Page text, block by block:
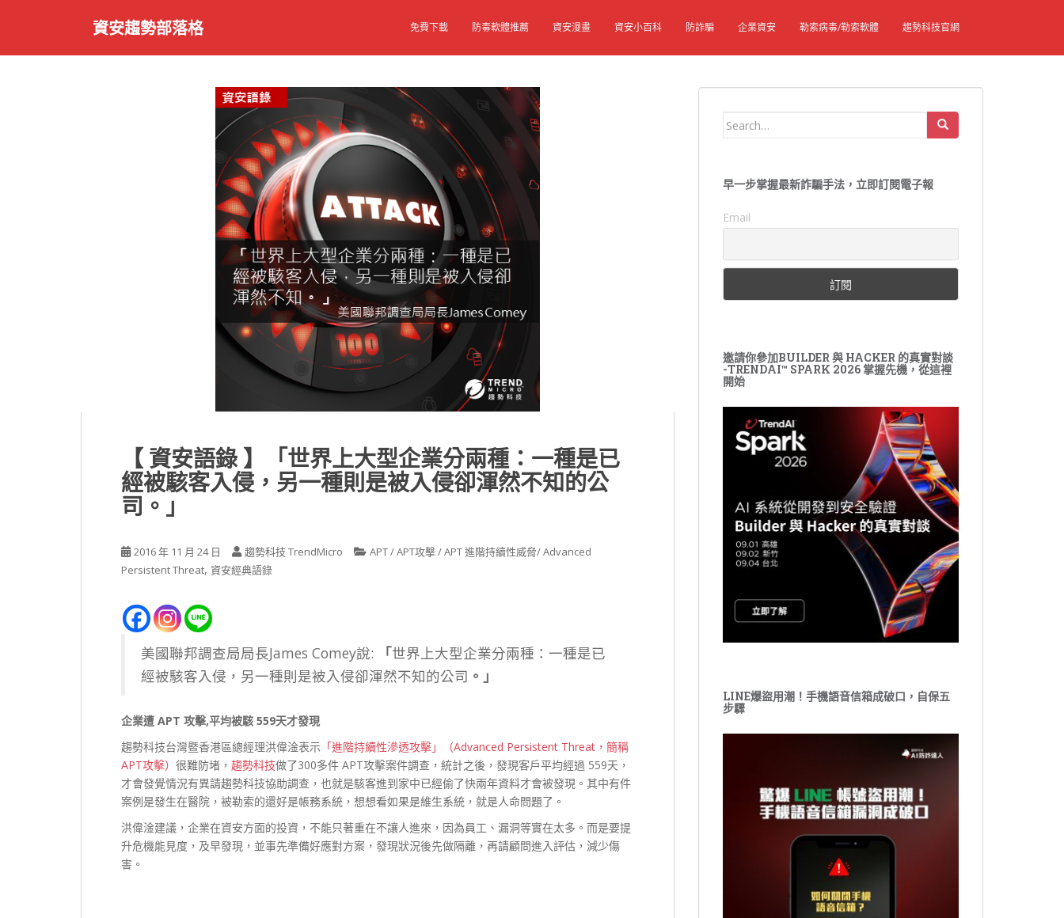
資安趨勢部落格 免費下載 防毒軟體推薦 資安漫畫 資安小百科 防詐騙 企業資安 勒索病毒/勒索軟體 趨勢科技官網
【 資安語錄 】「世界上大型企業分兩種：一種是已
經被駭客入侵，另一種則是被入侵卻渾然不知的公
司。」
2016 年 11 月 24 日 趨勢科技 TrendMicro
APT / APT攻擊 / APT 進階持續性威脅/ Advanced
Persistent Threat, 資安經典語錄
美國聯邦調查局局長James Comey說: 「世界上大型企業分兩種：一種是已
經被駭客入侵，另一種則是被入侵卻渾然不知的公司 。」
企業遭 APT 攻擊,平均被駭 559天才發現
趨勢科技台灣暨香港區總經理洪偉淦表示 「進階持續性滲透攻擊」（Advanced Persistent Threat，簡稱
APT攻擊） 很難防堵， 趨勢科技做了300多件 APT攻擊案件調查，統計之後，發現客戶平均經過 559天，
才會發覺情況有異請趨勢科技協助調查，也就是駭客進到家中已經偷了快兩年資料才會被發現。其中有件
案例是發生在醫院，被勒索的還好是帳務系統，想想看如果是維生系統，就是人命問題了。
洪偉淦建議，企業在資安方面的投資，不能只著重在不讓人進來，因為員工、漏洞等實在太多。而是要提
升危機能見度，及早發現，並事先準備好應對方案，發現狀況後先做隔離，再請顧問進入評估，減少傷
害。
Search
早一步掌握最新詐騙手法，立即訂閱電子報
Email
邀請你參加BUILDER 與 HACKER 的真實對談
-TRENDAI™ SPARK 2026 掌握先機，從這裡
開始
LINE爆盜用潮！手機語音信箱成破口，自保五
步驟